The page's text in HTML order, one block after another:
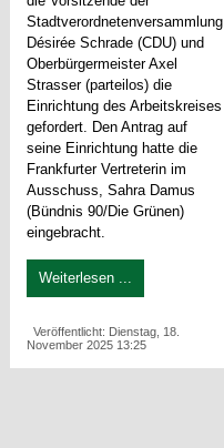
Stadtverordnetenversammlung
Désirée Schrade (CDU) und
Oberbürgermeister Axel
Strasser (parteilos) die
Einrichtung des Arbeitskreises
gefordert. Den Antrag auf
seine Einrichtung hatte die
Frankfurter Vertreterin im
Ausschuss, Sahra Damus
(Bündnis 90/Die Grünen)
eingebracht.
Weiterlesen ...
Veröffentlicht: Dienstag, 18.
November 2025 13:25